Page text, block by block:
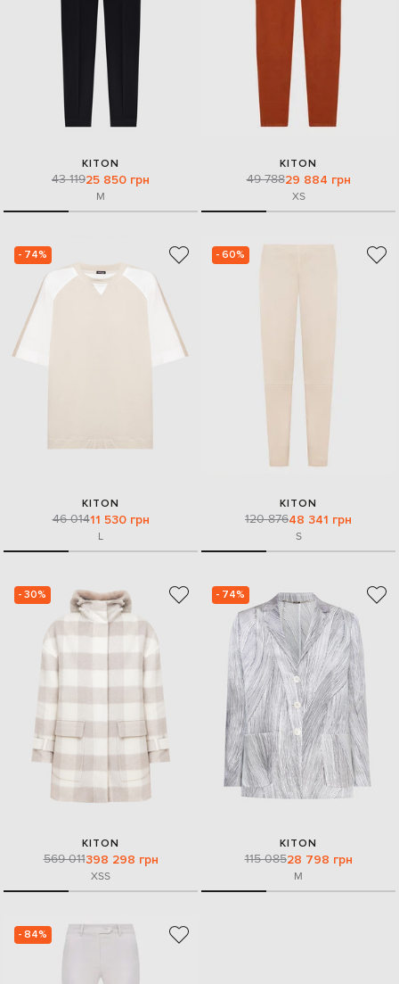
KITON
43 11925 850 грн
M
KITON
49 78829 884 грн
XS
- 74%
KITON
46 01411 530 грн
L
- 60%
KITON
120 87648 341 грн
S
- 30%
KITON
569 011398 298 грн
XSS
- 74%
KITON
115 08528 798 грн
M
- 84%